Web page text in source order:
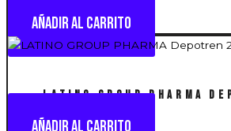
Añadir al carrito
LATINO GROUP PHARMA
Añadir al carrito